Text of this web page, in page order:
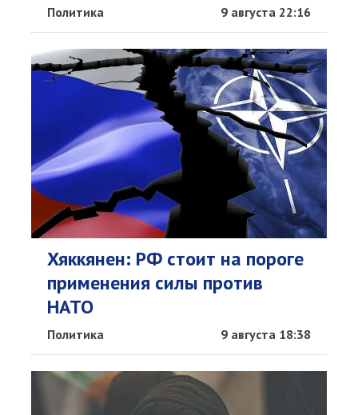
Политика 9 августа 22:16
Хяккянен: РФ стоит на пороге
применения силы против
НАТО
Политика 9 августа 18:38